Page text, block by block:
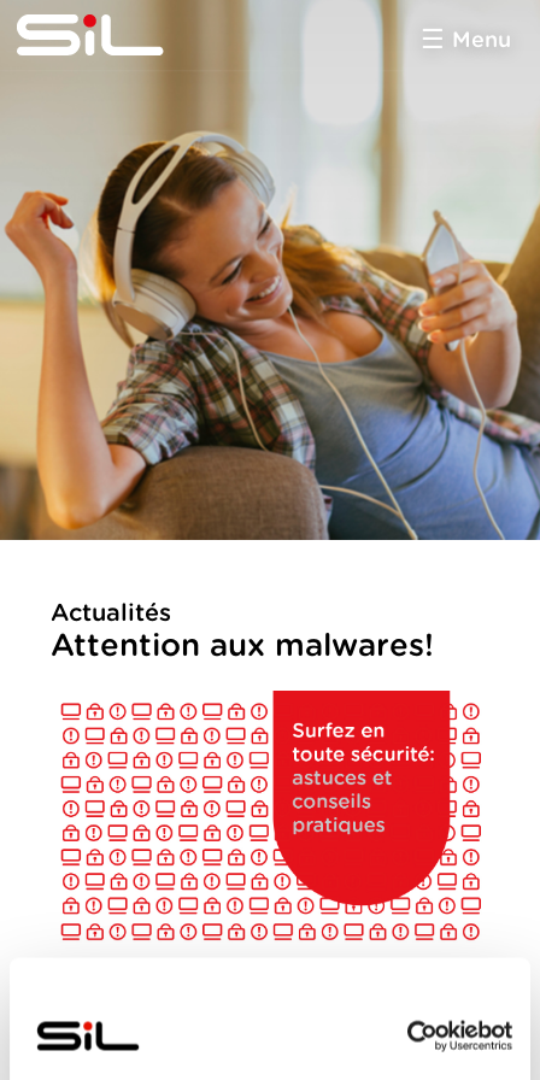
multimédia
Menu
Actualités
Attention aux malwares!
De plus en plus de logiciels malveillants (malwares)